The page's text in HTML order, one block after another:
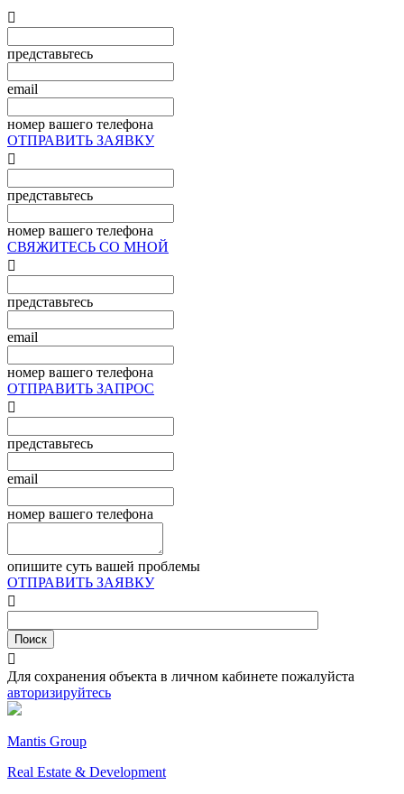

представьтесь
email
номер вашего телефона
ОТПРАВИТЬ ЗАЯВКУ

представьтесь
номер вашего телефона
СВЯЖИТЕСЬ СО МНОЙ

представьтесь
email
номер вашего телефона
ОТПРАВИТЬ ЗАПРОС

представьтесь
email
номер вашего телефона
опишите суть вашей проблемы
ОТПРАВИТЬ ЗАЯВКУ


Для сохранения объекта в личном кабинете пожалуйста
авторизируйтесь
Mantis Group
Real Estate & Development